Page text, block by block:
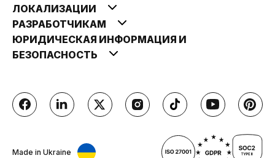
ЛОКАЛИЗАЦИИ
РАЗРАБОТЧИКАМ
ЮРИДИЧЕСКАЯ ИНФОРМАЦИЯ И
БЕЗОПАСНОСТЬ
Made in Ukraine